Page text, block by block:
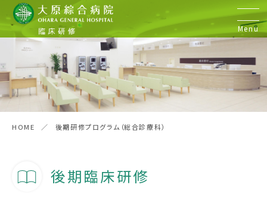
Menu
HOME 後期研修プログラム（総合診療科）
後期臨床研修
初期臨床研修
研修医の声
後期臨床研修